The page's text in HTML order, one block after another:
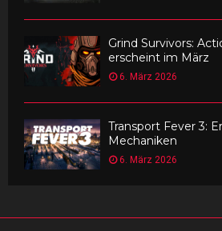
Grind Survivors:
erscheint im März
6. März 2026
Transport Fever 3:
Mechaniken
6. März 2026